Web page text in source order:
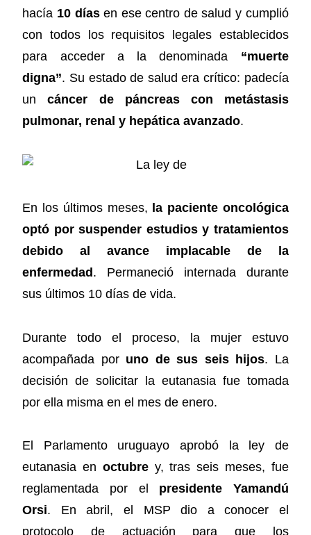
hacía 10 díasen ese centro de salud y cumplió
con todos los requisitos legales establecidos
para acceder a la denominada “muerte
digna”. Su estado de salud era crítico: padecía
uncáncer de páncreas con metástasis
pulmonar, renal y hepática avanzado.
En los últimos meses, la paciente oncológica
optó por suspender estudios y tratamientos
debido al avance implacable de la
enfermedad . Permaneció internada durante
sus últimos 10 días de vida.
Durante todo el proceso, la mujer estuvo
acompañada por uno de sus seis hijos. La
decisión de solicitar la eutanasia fue tomada
por ella misma en el mes de enero.
El Parlamento uruguayo aprobó la ley de
eutanasia en octubrey, tras seis meses, fue
reglamentada por el presidente Yamandú
Orsi. En abril, el MSP dio a conocer el
protocolo de actuación para que los